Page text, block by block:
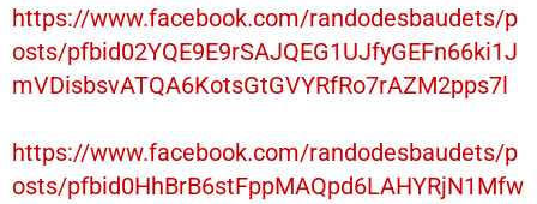
https://www.facebook.com/randodesbaudets/p
osts/pfbid02YQE9E9rSAJQEG1UJfyGEFn66ki1J
mVDisbsvATQA6KotsGtGVYRfRo7rAZM2pps7l
https://www.facebook.com/randodesbaudets/p
osts/pfbid0HhBrB6stFppMAQpd6LAHYRjN1Mfw